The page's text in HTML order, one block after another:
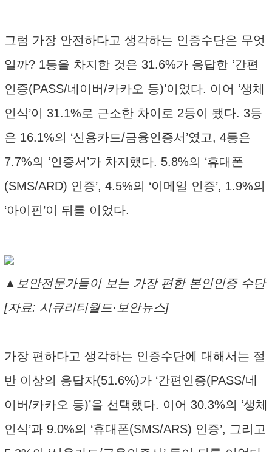
그럼 가장 안전하다고 생각하는 인증수단은 무엇
일까? 1등을 차지한 것은 31.6%가 응답한 ‘간편
인증(PASS/네이버/카카오 등)’이었다. 이어 ‘생체
인식’이 31.1%로 근소한 차이로 2등이 됐다. 3등
은 16.1%의 ‘신용카드/금융인증서’였고, 4등은
7.7%의 ‘인증서’가 차지했다. 5.8%의 ‘휴대폰
(SMS/ARD) 인증’, 4.5%의 ‘이메일 인증’, 1.9%의
‘아이핀’이 뒤를 이었다.
▲보안전문가들이 보는 가장 편한 본인인증 수단
[자료: 시큐리티월드·보안뉴스]
가장 편하다고 생각하는 인증수단에 대해서는 절
반 이상의 응답자(51.6%)가 ‘간편인증(PASS/네
이버/카카오 등)’을 선택했다. 이어 30.3%의 ‘생체
인식’과 9.0%의 ‘휴대폰(SMS/ARS) 인증’, 그리고